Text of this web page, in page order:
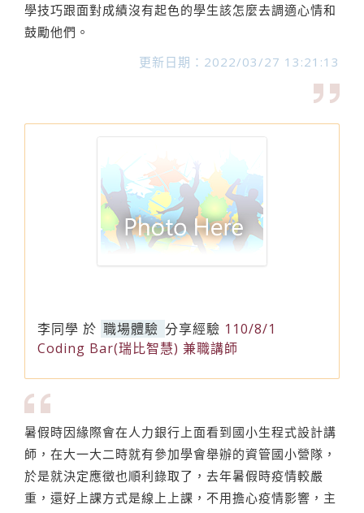
學技巧跟面對成績沒有起色的學生該怎麼去調適心情和
鼓勵他們。
更新日期：2022/03/27 13:21:13
李同學 於 職場體驗 分享經驗 110/8/1
Coding Bar(瑞比智慧) 兼職講師
暑假時因緣際會在人力銀行上面看到國小生程式設計講
師，在大一大二時就有參加學會舉辦的資管國小營隊，
於是就決定應徵也順利錄取了，去年暑假時疫情較嚴
重，還好上課方式是線上上課，不用擔心疫情影響，主